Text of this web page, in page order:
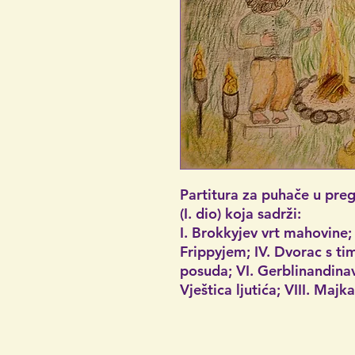
Partitura za puhače u
(I. dio) koja sadrži:
I. Brokkyjev vrt
Frippyjem; IV. Dvorac s
posuda; VI.
Vještica ljutića; VIII.